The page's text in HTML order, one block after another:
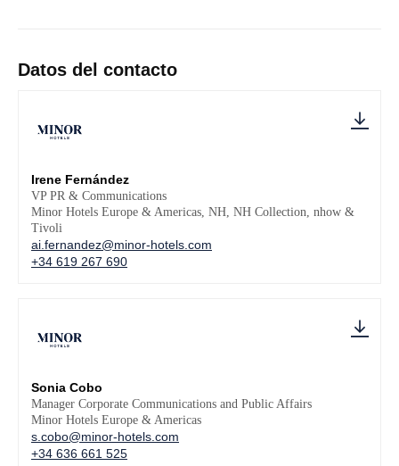
Datos del contacto
Irene Fernández
VP PR & Communications
Minor Hotels Europe & Americas, NH, NH Collection, nhow &
Tivoli
ai.fernandez@minor-hotels.com
+34 619 267 690
Sonia Cobo
Manager Corporate Communications and Public Affairs
Minor Hotels Europe & Americas
s.cobo@minor-hotels.com
+34 636 661 525